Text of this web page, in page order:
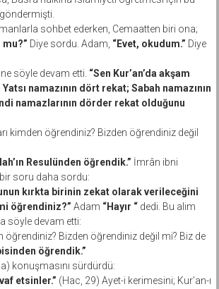
sohbet ederken, Cemaatten biri ona;
mu?” Diye sordu. Adam, “Evet, okudum.” Diye
söyle devam etti. “Sen Kur’an’da akşam
namazının dört rekat; Sabah namazının
namazlarının dörder rekat olduğunu
kimden öğrendiniz? Bizden öğrendiniz değil
Resulünden öğrendik.” İmrân ibni
soru daha sordu:
kırkta birinin zekat olarak verileceğini
öğrendiniz?” Adam “Hayır “dedi. Bu alim
söyle devam etti:
öğrendiniz? Bizden öğrendiniz değil mi? Biz de
öğrendik.”
konuşmasını sürdürdü:
etsinler.” (Hac, 29) Ayet-i kerimesini; Kur’an-ı